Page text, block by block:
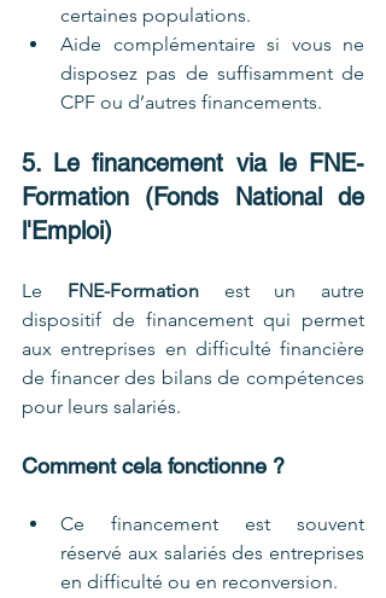
certaines populations.
Aide complémentaire si vous ne
disposez pas de suffisamment de
CPF ou d’autres financements.
5. Le financement via le FNE-
Formation (Fonds National de
l'Emploi)
Le FNE-Formation est un autre
dispositif de financement qui permet
aux entreprises en difficulté financière
de financer des bilans de compétences
pour leurs salariés.
Comment cela fonctionne ?
Ce financement est souvent
réservé aux salariés des entreprises
en difficulté ou en reconversion.